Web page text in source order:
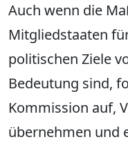
Auch wenn die
Mitgliedstaaten
politischen Ziele
Bedeutung sind,
Kommission auf,
übernehmen und